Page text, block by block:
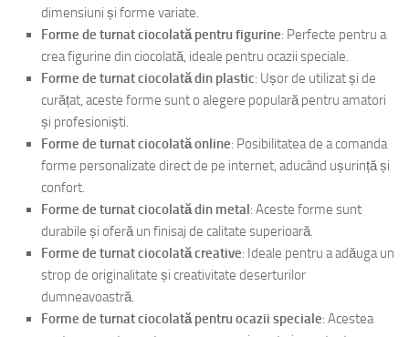
dimensiuni și forme variate.
Forme de turnat ciocolată pentru figurine: Perfecte pentru a
crea figurine din ciocolată, ideale pentru ocazii speciale.
Forme de turnat ciocolată din plastic: Ușor de utilizat și de
curățat, aceste forme sunt o alegere populară pentru amatori
și profesioniști.
Forme de turnat ciocolată online: Posibilitatea de a comanda
forme personalizate direct de pe internet, aducând ușurință și
confort.
Forme de turnat ciocolată din metal: Aceste forme sunt
durabile și oferă un finisaj de calitate superioară.
Forme de turnat ciocolată creative: Ideale pentru a adăuga un
strop de originalitate și creativitate deserturilor
dumneavoastră.
Forme de turnat ciocolată pentru ocazii speciale: Acestea